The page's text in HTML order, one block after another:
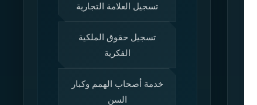
تسجيل العلامة التجارية
تسجيل حقوق الملكية
الفكرية
خدمة أصحاب الهمم وكبار
السن